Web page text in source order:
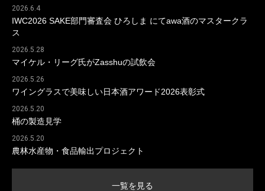
2026.6.4
IWC2026 SAKE部門審査会 ひろしま にてawa酒のマスタークラ
ス
2026.5.28
マイケル・リーグ氏がZasshuの試飲会
2026.5.26
ワイングラスで美味しい日本酒アワード2026表彰式
2026.5.20
桶の製造見学
2026.5.20
農林水産物・食品輸出プロジェクト
一覧を見る